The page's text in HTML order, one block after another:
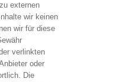
externen
wir keinen
wir für diese
verlinkten
oder
Die